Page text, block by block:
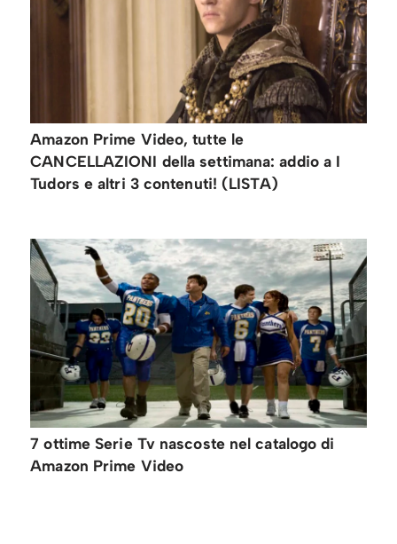
Amazon Prime Video, tutte le
CANCELLAZIONI della settimana: addio a I
Tudors e altri 3 contenuti! (LISTA)
7 ottime Serie Tv nascoste nel catalogo di
Amazon Prime Video